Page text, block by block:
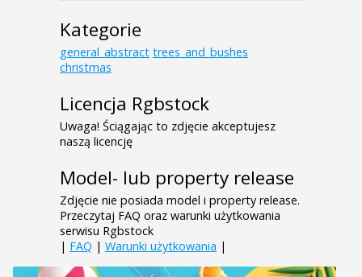
Kategorie
general_abstract trees_and_bushes
christmas
Licencja Rgbstock
Uwaga! Ściągając to zdjęcie akceptujesz
naszą licencję
Model- lub property release
Zdjęcie nie posiada model i property release.
Przeczytaj FAQ oraz warunki użytkowania
serwisu Rgbstock
| FAQ | Warunki użytkowania |